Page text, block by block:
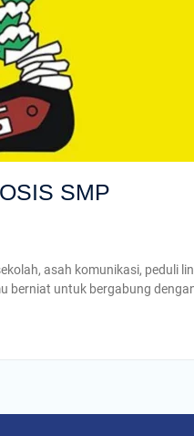
SMP
asah komunikasi, peduli
untuk bergabung